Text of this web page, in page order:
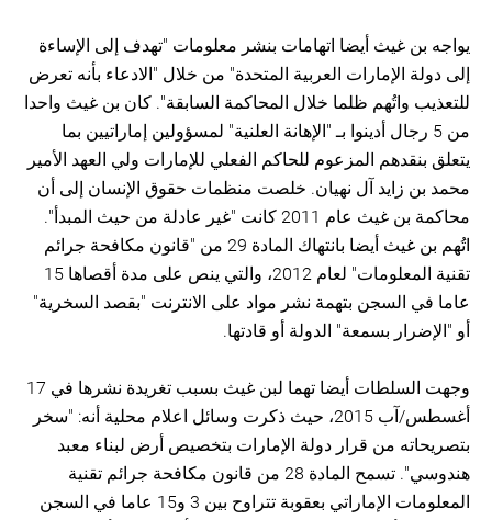
يواجه بن غيث أيضا اتهامات بنشر معلومات "تهدف إلى الإساءة
إلى دولة الإمارات العربية المتحدة" من خلال "الادعاء بأنه تعرض
للتعذيب واتُهم ظلما خلال المحاكمة السابقة". كان بن غيث واحدا
من 5 رجال أدينوا بـ "الإهانة العلنية" لمسؤولين إماراتيين بما
يتعلق بنقدهم المزعوم للحاكم الفعلي للإمارات ولي العهد الأمير
محمد بن زايد آل نهيان. خلصت منظمات حقوق الإنسان إلى أن
محاكمة بن غيث عام 2011 كانت "غير عادلة من حيث المبدأ".
اتُهم بن غيث أيضا بانتهاك المادة 29 من "قانون مكافحة جرائم
تقنية المعلومات" لعام 2012، والتي ينص على مدة أقصاها 15
عاما في السجن بتهمة نشر مواد على الانترنت "بقصد السخرية"
أو "الإضرار بسمعة" الدولة أو قادتها.
وجهت السلطات أيضا تهما لبن غيث بسبب تغريدة نشرها في 17
أغسطس/آب 2015، حيث ذكرت وسائل اعلام محلية أنه: "سخر
بتصريحاته من قرار دولة الإمارات بتخصيص أرض لبناء معبد
هندوسي". تسمح المادة 28 من قانون مكافحة جرائم تقنية
المعلومات الإماراتي بعقوبة تتراوح بين 3 و15 عاما في السجن